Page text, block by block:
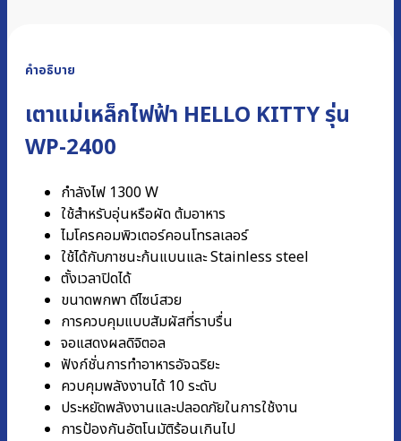
คำอธิบาย
เตาแม่เหล็กไฟฟ้า HELLO KITTY รุ่น
WP-2400
กำลังไฟ 1300 W
ใช้สำหรับอุ่นหรือผัด ต้มอาหาร
ไมโครคอมพิวเตอร์คอนโทรลเลอร์
ใช้ได้กับภาชนะก้นแบนและ Stainless steel
ตั้งเวลาปิดได้
ขนาดพกพา ดีไซน์สวย
การควบคุมแบบสัมผัสที่ราบรื่น
จอแสดงผลดิจิตอล
ฟังก์ชั่นการทำอาหารอัจฉริยะ
ควบคุมพลังงานได้ 10 ระดับ
ประหยัดพลังงานและปลอดภัยในการใช้งาน
การป้องกันอัตโนมัติร้อนเกินไป